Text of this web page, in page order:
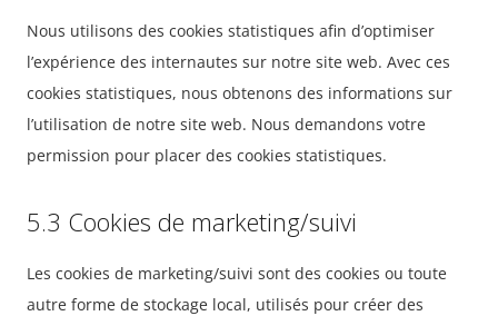
Nous utilisons des cookies statistiques afin d’optimiser
l’expérience des internautes sur notre site web. Avec ces
cookies statistiques, nous obtenons des informations sur
l’utilisation de notre site web. Nous demandons votre
permission pour placer des cookies statistiques.
5.3 Cookies de marketing/suivi
Les cookies de marketing/suivi sont des cookies ou toute
autre forme de stockage local, utilisés pour créer des